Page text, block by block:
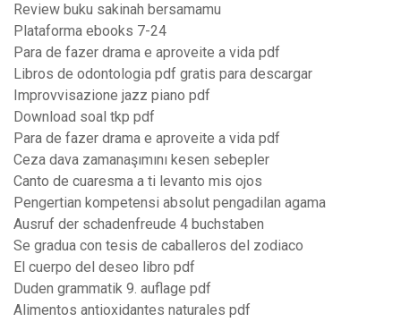
Review buku sakinah bersamamu
Plataforma ebooks 7-24
Para de fazer drama e aproveite a vida pdf
Libros de odontologia pdf gratis para descargar
Improvvisazione jazz piano pdf
Download soal tkp pdf
Para de fazer drama e aproveite a vida pdf
Ceza dava zamanaşımını kesen sebepler
Canto de cuaresma a ti levanto mis ojos
Pengertian kompetensi absolut pengadilan agama
Ausruf der schadenfreude 4 buchstaben
Se gradua con tesis de caballeros del zodiaco
El cuerpo del deseo libro pdf
Duden grammatik 9. auflage pdf
Alimentos antioxidantes naturales pdf